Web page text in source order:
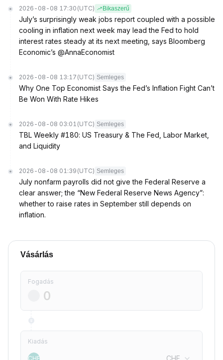
2026-08-08 17:30 (UTC) Bikaszerű
July’s surprisingly weak jobs report coupled with a possible
cooling in inflation next week may lead the Fed to hold
interest rates steady at its next meeting, says Bloomberg
Economic’s @AnnaEconomist
2026-08-08 13:17 (UTC) Semleges
Why One Top Economist Says the Fed’s Inflation Fight Can’t
Be Won With Rate Hikes
2026-08-08 03:01 (UTC) Semleges
TBL Weekly #180: US Treasury & The Fed, Labor Market,
and Liquidity
2026-08-08 01:39 (UTC) Semleges
July nonfarm payrolls did not give the Federal Reserve a
clear answer; the “New Federal Reserve News Agency”:
whether to raise rates in September still depends on
inflation.
Vásárlás
Fogadás
Kiadás
CHF CHF